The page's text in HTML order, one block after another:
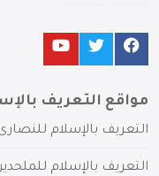
مواقع التعريف
التعريف بالإسلام
التعريف بالإسلام